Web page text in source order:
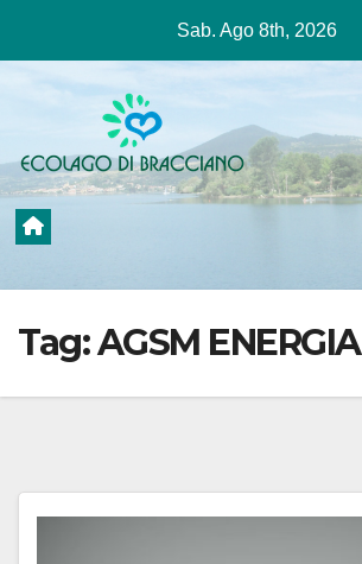
contenuto
Sab. Ago 8th, 2026
Tag:AGSM ENERGIA